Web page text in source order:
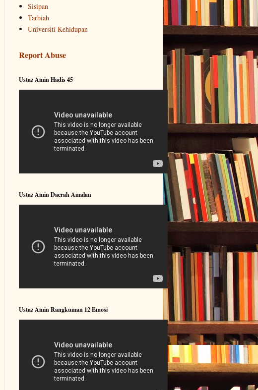
Sisipan
Tarbiah
Universiti Kehidupan
Report Abuse
Ustaz Amin Hadis 45
Ustaz Amin Daerah Amalan
Ustaz Amin Rangkuman 12 Emosi